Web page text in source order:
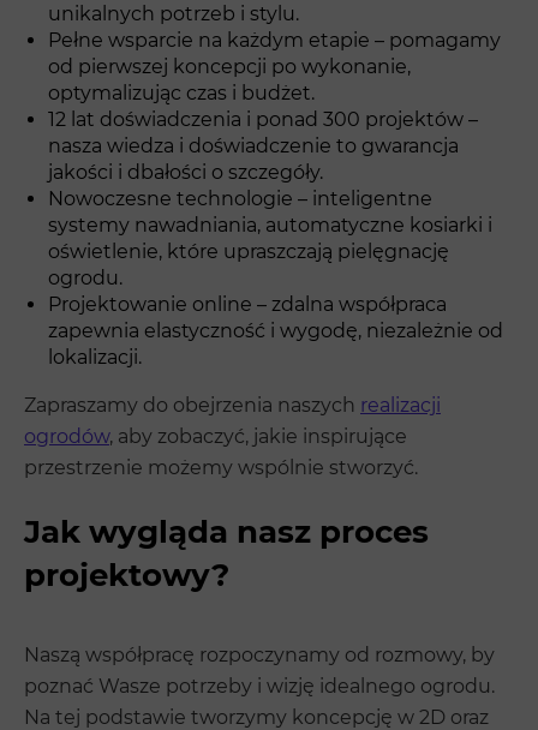
unikalnych potrzeb i stylu.
Pełne wsparcie na każdym etapie – pomagamy
od pierwszej koncepcji po wykonanie,
optymalizując czas i budżet.
12 lat doświadczenia i ponad 300 projektów –
nasza wiedza i doświadczenie to gwarancja
jakości i dbałości o szczegóły.
Nowoczesne technologie – inteligentne
systemy nawadniania, automatyczne kosiarki i
oświetlenie, które upraszczają pielęgnację
ogrodu.
Projektowanie online – zdalna współpraca
zapewnia elastyczność i wygodę, niezależnie od
lokalizacji.
Zapraszamy do obejrzenia naszych realizacji
ogrodów, aby zobaczyć, jakie inspirujące
przestrzenie możemy wspólnie stworzyć.
Jak wygląda nasz proces
projektowy?
Naszą współpracę rozpoczynamy od rozmowy, by
poznać Wasze potrzeby i wizję idealnego ogrodu.
Na tej podstawie tworzymy koncepcję w 2D oraz